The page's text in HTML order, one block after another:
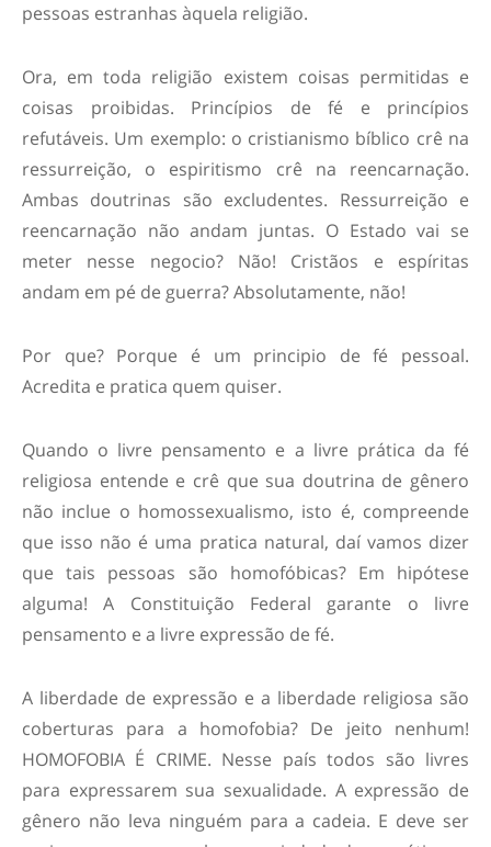
pessoas estranhas àquela religião.
Ora, em toda religião existem coisas permitidas e
coisas proibidas. Princípios de fé e princípios
refutáveis. Um exemplo: o cristianismo bíblico crê na
ressurreição, o espiritismo crê na reencarnação.
Ambas doutrinas são excludentes. Ressurreição e
reencarnação não andam juntas. O Estado vai se
meter nesse negocio? Não! Cristãos e espíritas
andam em pé de guerra? Absolutamente, não!
Por que? Porque é um principio de fé pessoal.
Acredita e pratica quem quiser.
Quando o livre pensamento e a livre prática da fé
religiosa entende e crê que sua doutrina de gênero
não inclue o homossexualismo, isto é, compreende
que isso não é uma pratica natural, daí vamos dizer
que tais pessoas são homofóbicas? Em hipótese
alguma! A Constituição Federal garante o livre
pensamento e a livre expressão de fé.
A liberdade de expressão e a liberdade religiosa são
coberturas para a homofobia? De jeito nenhum!
HOMOFOBIA É CRIME. Nesse país todos são livres
para expressarem sua sexualidade. A expressão de
gênero não leva ninguém para a cadeia. E deve ser